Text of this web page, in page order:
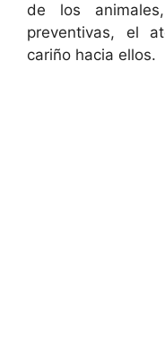
de los
preventivas, el
cariño hacia ellos.